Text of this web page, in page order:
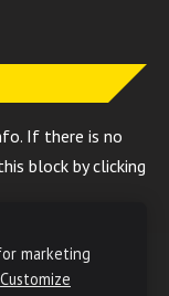
If there is no
block by clicking
marketing
Customize